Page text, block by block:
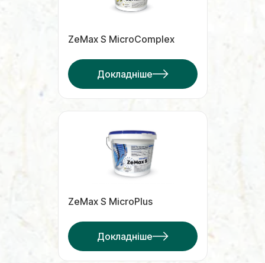
ZeMax S MicroComplex
Докладніше
ZeMax S MicroPlus
Докладніше